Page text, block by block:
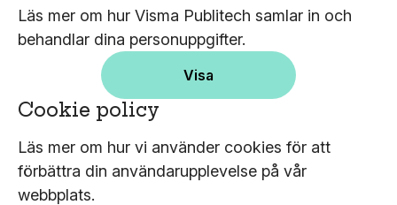
Läs mer om hur Visma Publitech samlar in och
behandlar dina personuppgifter.
Visa
Cookie policy
Läs mer om hur vi använder cookies för att
förbättra din användarupplevelse på vår
webbplats.